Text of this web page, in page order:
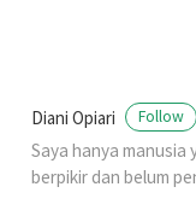
Diani Opiari Follow
Saya hanya
berpikir dan belum